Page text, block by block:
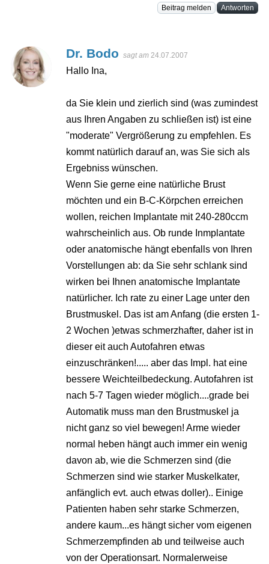
Beitrag melden Antworten
Dr. Bodo sagt am 24.07.2007
Hallo Ina,
da Sie klein und zierlich sind (was zumindest
aus Ihren Angaben zu schließen ist) ist eine
"moderate" Vergrößerung zu empfehlen. Es
kommt natürlich darauf an, was Sie sich als
Ergebniss wünschen.
Wenn Sie gerne eine natürliche Brust
möchten und ein B-C-Körpchen erreichen
wollen, reichen Implantate mit 240-280ccm
wahrscheinlich aus. Ob runde Inmplantate
oder anatomische hängt ebenfalls von Ihren
Vorstellungen ab: da Sie sehr schlank sind
wirken bei Ihnen anatomische Implantate
natürlicher. Ich rate zu einer Lage unter den
Brustmuskel. Das ist am Anfang (die ersten 1-
2 Wochen )etwas schmerzhafter, daher ist in
dieser eit auch Autofahren etwas
einzuschränken!..... aber das Impl. hat eine
bessere Weichteilbedeckung. Autofahren ist
nach 5-7 Tagen wieder möglich....grade bei
Automatik muss man den Brustmuskel ja
nicht ganz so viel bewegen! Arme wieder
normal heben hängt auch immer ein wenig
davon ab, wie die Schmerzen sind (die
Schmerzen sind wie starker Muskelkater,
anfänglich evt. auch etwas doller).. Einige
Patienten haben sehr starke Schmerzen,
andere kaum...es hängt sicher vom eigenen
Schmerzempfinden ab und teilweise auch
von der Operationsart. Normalerweise